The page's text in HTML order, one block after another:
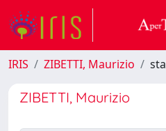
IRIS ZIBETTI, Maurizio
ZIBETTI, Maurizio